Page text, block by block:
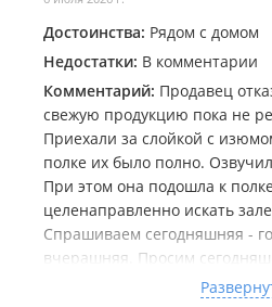
Достоинства: Рядом с домом
Недостатки: В комментарии
Комментарий: Продавец
свежую продукцию пока не
Приехали за слойкой с
полке их было полно.
При этом она подошла к
целенаправленно искать
Спрашиваем сегодняшняя -
вчерашняя. Просим
сегодняшних нет. Ну понятно,